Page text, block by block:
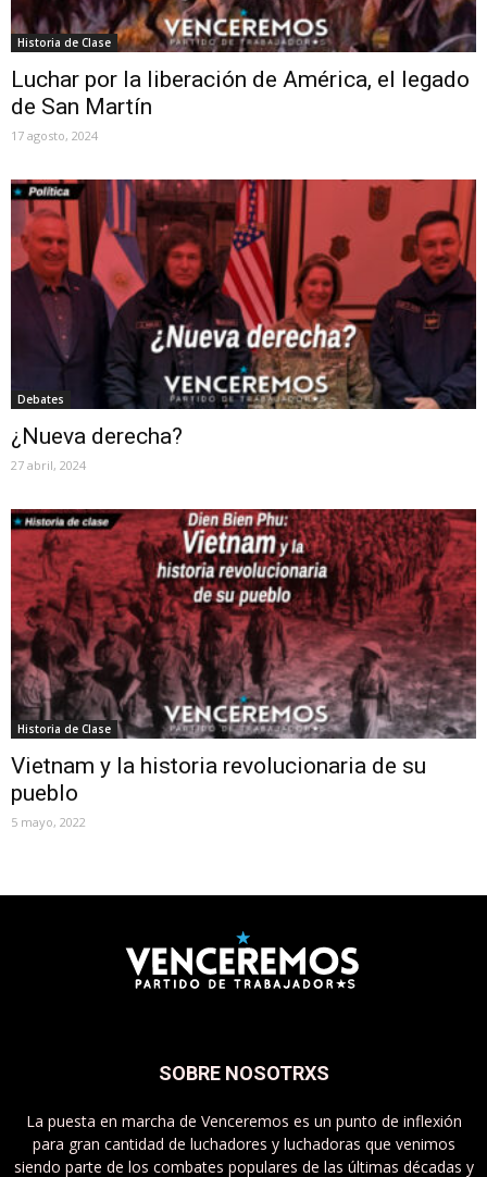
Historia de Clase
Luchar por la liberación de América, el legado
de San Martín
17 agosto, 2024
Debates
¿Nueva derecha?
27 abril, 2024
Historia de Clase
Vietnam y la historia revolucionaria de su
pueblo
5 mayo, 2022
SOBRE NOSOTRXS
La puesta en marcha de Venceremos es un punto de inflexión
para gran cantidad de luchadores y luchadoras que venimos
siendo parte de los combates populares de las últimas décadas y